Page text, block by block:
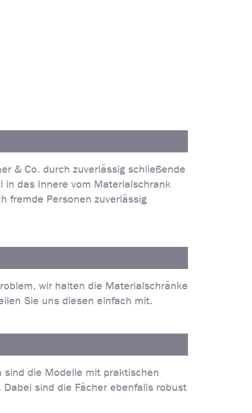
& Co. durch zuverlässig schließende
in das Innere vom Materialschrank
fremde Personen zuverlässig
wir halten die Materialschränke
Sie uns diesen einfach mit.
die Modelle mit praktischen
sind die Fächer ebenfalls robust